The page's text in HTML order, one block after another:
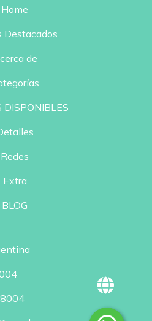
Home
Destacados
de
DISPONIBLES
Redes
Extra
BLOG